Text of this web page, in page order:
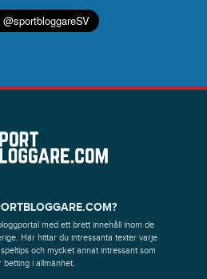
med ett brett innehåll inom de
Här hittar du intressanta texter varje
och mycket annat intressant som
betting i allmänhet.